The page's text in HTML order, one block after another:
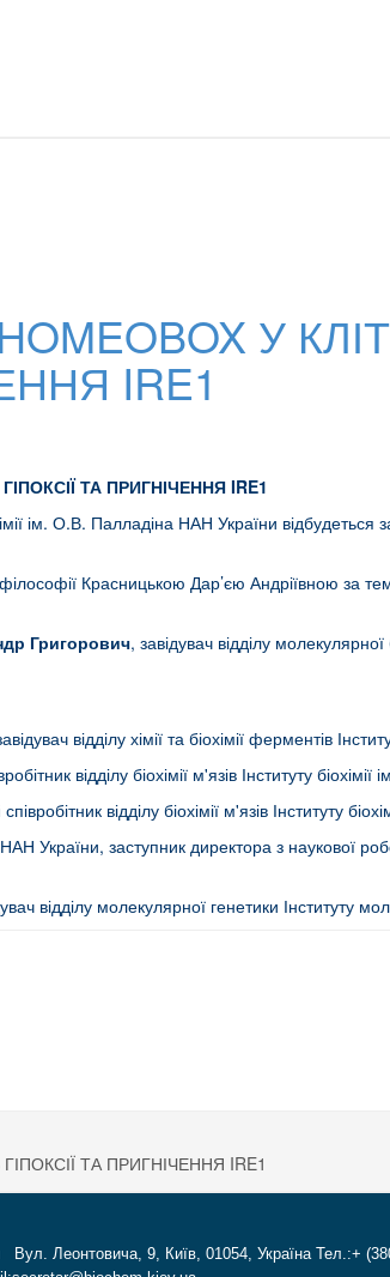
У
IRE1
ТА ПРИГНІЧЕННЯ IRE1
ім. О.В. Палладіна НАН України відбудеться
Красницькою Дар’єю Андріївною за
Григорович, завідувач відділу молекулярної
відділу хімії та біохімії ферментів
відділу біохімії м'язів Інституту
відділу біохімії м'язів Інституту
України, заступник директора з наукової
відділу молекулярної генетики Інституту
СТАНІВ РОГІВКИ ТА РОЗРОБКА ПІДХОДІВ ДО ЇХ
ТА ПРИГНІЧЕННЯ IRE1
Вул. Леонтовича, 9, Київ, 01054, Україна Тел.:+